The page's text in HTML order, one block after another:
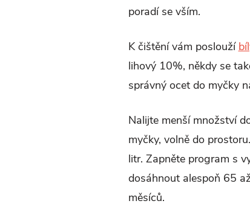
poradí se vším.
K čištění vám poslouží
lihový 10%, někdy se
správný ocet do myčky
Nalijte menší množství
myčky, volně do prostoru.
litr. Zapněte program s
dosáhnout alespoň 65
měsíců.